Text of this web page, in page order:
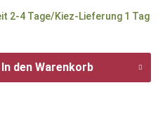
2-4 Tage/Kiez-Lieferung 1 Tag
In den Warenkorb